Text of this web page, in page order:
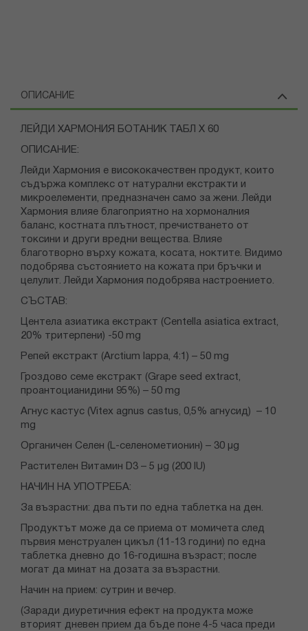
ОПИСАНИЕ
ЛЕЙДИ ХАРМОНИЯ БОТАНИК ТАБЛ Х 60
ОПИСАНИЕ:
Лейди Хармония е висококачествен продукт, които
съдържа комплекс от натурални екстракти и
микроелементи, предназначен само за жени. Лейди
Хармония влияе благоприятно на хормоналния
баланс, костната плътност, пречистването от
токсини и други вредни вещества. Влияе
благотворно върху кожата, косата, ноктите. Видимо
подобрява състоянието на кожата при бръчки и
целулит. Лейди Хармония подобрява настроението.
СЪСТАВ:
Центела азиатика екстракт (Centella asiatica extract,
20% тритерпени) -50 mg
Репей екстракт (Arctium lappa, 4:1) – 50 mg
Гроздово семе екстракт (Grape seed extract,
проантоцианидини 95%) – 50 mg
Агнус кастус (Vitex agnus castus, 0,5% агнусид) – 10
mg
Органичен Селен (L-селенометионин) – 30 µg
Растителен Витамин D3 – 5 µg (200 IU)
НАЧИН НА УПОТРЕБА:
За възрастни: два пъти по една таблетка на ден.
Продуктът може да се приема от момичета след
първия менструален цикъл (11-13 години) по една
таблетка дневно до 16-годишна възраст; после
могат да минат на дозата за възрастни.
Начин на прием: сутрин и вечер.
(Заради диуретичния ефект на продукта може
вторият дневен прием да бъде поне 4-5 часа преди